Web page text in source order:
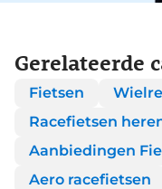
Gerelateerde
Fietsen
Racefietsen
Aanbiedingen
Aero racefietsen